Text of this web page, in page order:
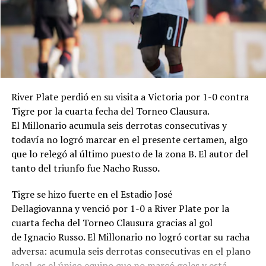
Estadio: "Guillermo Trama".
River Plate perdió en su visita a Victoria por 1-0 contra
Tigre por la cuarta fecha del Torneo Clausura.
El Millonario acumula seis derrotas consecutivas y
todavía no logró marcar en el presente certamen, algo
que lo relegó al último puesto de la zona B. El autor del
tanto del triunfo fue Nacho Russo.
Tigre se hizo fuerte en el Estadio José
Dellagiovanna y venció por 1-0 a River Plate por la
cuarta fecha del Torneo Clausura gracias al gol
de Ignacio Russo. El Millonario no logró cortar su racha
adversa: acumula seis derrotas consecutivas en el plano